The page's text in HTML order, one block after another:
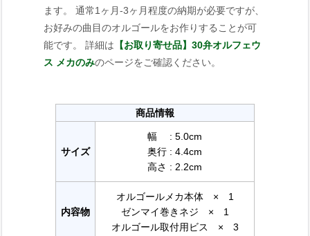
ます。 通常1ヶ月-3ヶ月程度の納期が必要ですが、
お好みの曲目のオルゴールをお作りすることが可
能です。 詳細は 【お取り寄せ品】30弁オルフェウ
ス メカのみのページをご確認ください。
商品情報
サイズ
幅 : 5.0cm
奥行 : 4.4cm
高さ : 2.2cm
内容物
オルゴールメカ本体 × 1
ゼンマイ巻きネジ × 1
オルゴール取付用ビス × 3